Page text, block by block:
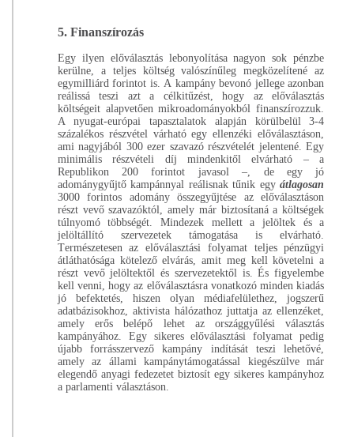
5. Finanszírozás
Egy ilyen előválasztás lebonyolítása nagyon sok pénzbe
kerülne, a teljes költség valószínűleg megközelítené az
egymilliárd forintot is. A kampány bevonó jellege azonban
reálissá teszi azt a célkitűzést, hogy az előválasztás
költségeit alapvetően mikroadományokból finanszírozzuk.
A nyugat-európai tapasztalatok alapján körülbelül 3-4
százalékos részvétel várható egy ellenzéki előválasztáson,
ami nagyjából 300 ezer szavazó részvételét jelentené. Egy
minimális részvételi díj mindenkitől elvárható – a
Republikon 200 forintot javasol –, de egy jó
adománygyűjtő kampánnyal reálisnak tűnik egyátlagosan
3000 forintos adomány összegyűjtése az előválasztáson
részt vevő szavazóktól, amely már biztosítaná a költségek
túlnyomó többségét. Mindezek mellett a jelöltek és a
jelöltállító szervezetek támogatása is elvárható.
Természetesen az előválasztási folyamat teljes pénzügyi
átláthatósága kötelező elvárás, amit meg kell követelni a
részt vevő jelöltektől és szervezetektől is. És figyelembe
kell venni, hogy az előválasztásra vonatkozó minden kiadás
jó befektetés, hiszen olyan médiafelülethez, jogszerű
adatbázisokhoz, aktivista hálózathoz juttatja az ellenzéket,
amely erős belépő lehet az országgyűlési választás
kampányához. Egy sikeres előválasztási folyamat pedig
újabb forrásszervező kampány indítását teszi lehetővé,
amely az állami kampánytámogatással kiegészülve már
elegendő anyagi fedezetet biztosít egy sikeres kampányhoz
a parlamenti választáson.